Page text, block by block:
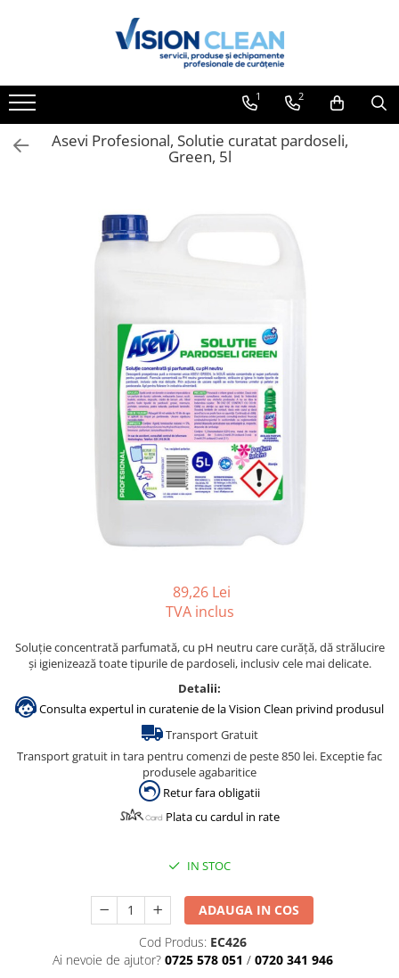
Aspiratoare si masini curatenie
profesionale
Aspiratoare profesionale de lichide
Echipament de curatat cu presiune
Monodiscuri profesionale
Detergenti profesionali
Accesorii detergenti, pompe,
Detergenti bucatarie
Detergenti comerciali
Detergenti covoare, mochete,
Detergenti rufe si tesaturi
Detergenti toaleta, grup sanitar
Room Care
Dezinfectanti profesionali
Dezinfectanti medicali profesionali
Dezinfectanti suprafete
Dispensere / Dozatoare
Dispensere acoperitoare colac wc
Dispensere odorizante
Dispensere prosoape pliate (Z)
Dispensere pungi igiena feminina
1 2
Asevi Profesional, Solutie curatat pardoseli,
Green, 5l
89,26 Lei
TVA inclus
Soluție concentrată parfumată, cu pH neutru care curăță, dă strălucire
și igienizează toate tipurile de pardoseli, inclusiv cele mai delicate.
Detalii:
Consulta expertul in curatenie de la Vision Clean privind produsul
Transport Gratuit
Transport gratuit in tara pentru comenzi de peste 850 lei. Exceptie fac
produsele agabaritice
Retur fara obligatii
Plata cu cardul in rate
IN STOC
ADAUGA IN COS
Cod Produs: EC426
Ai nevoie de ajutor? 0725 578 051 / 0720 341 946